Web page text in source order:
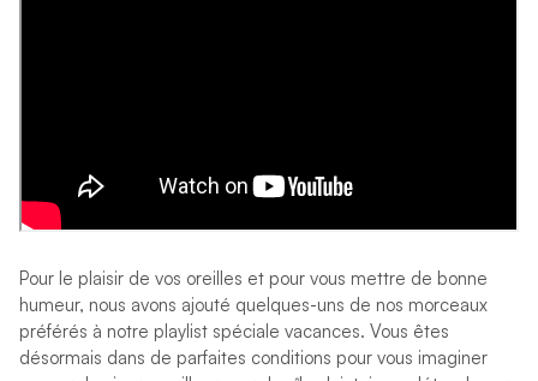
Pour le plaisir de vos oreilles et pour vous mettre de bonne
humeur, nous avons ajouté quelques-uns de nos morceaux
préférés à notre playlist spéciale vacances. Vous êtes
désormais dans de parfaites conditions pour vous imaginer